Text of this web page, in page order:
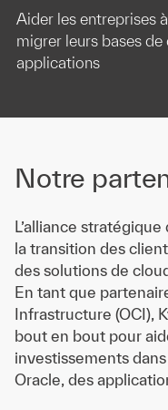
Aider les entreprises
migrer leurs bases de
applications
Notre
L’alliance
la transition des
des solutions de
En tant que
Infrastructure (OCI),
bout en bout pour
investissements
Oracle, des